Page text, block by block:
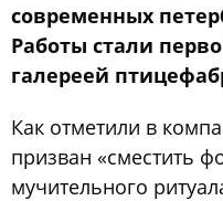
современных
Работы стали
галереей
Как отметили в
призван «сместить
мучительного